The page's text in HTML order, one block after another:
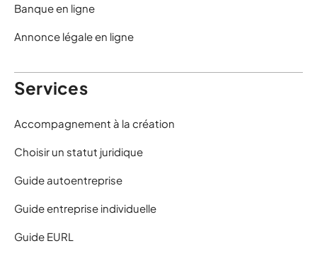
Banque en ligne
Annonce légale en ligne
Services
Accompagnement à la création
Choisir un statut juridique
Guide autoentreprise
Guide entreprise individuelle
Guide EURL